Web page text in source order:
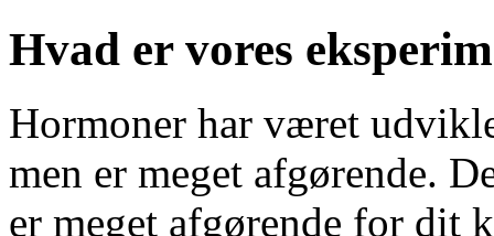
Hvad er vores
Hormoner har været
men er meget afgørende.
er meget afgørende for dit